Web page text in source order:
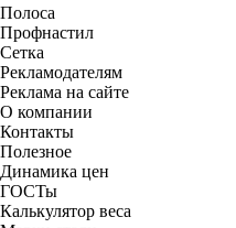
Полоса
Профнастил
Сетка
Рекламодателям
Реклама на сайте
О компании
Контакты
Полезное
Динамика цен
ГОСТы
Калькулятор веса